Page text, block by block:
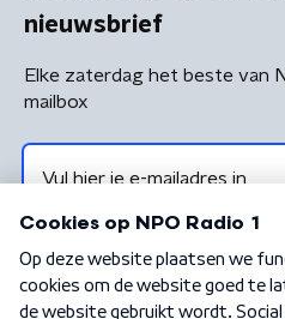
nieuwsbrief
Elke zaterdag het beste van
mailbox